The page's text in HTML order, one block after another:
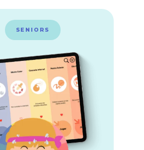
SENIORS